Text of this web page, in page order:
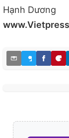
Hạnh Dương